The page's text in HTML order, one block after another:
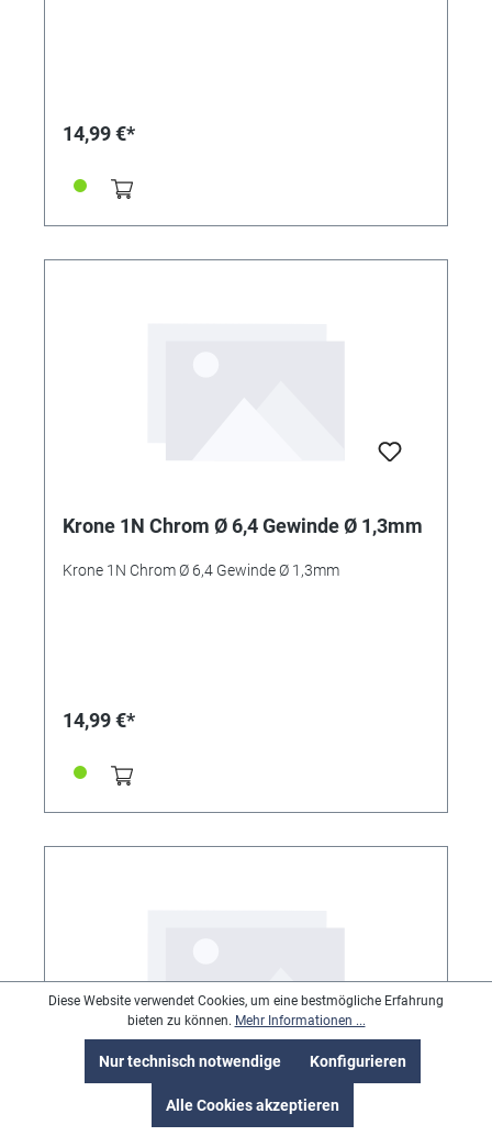
14,99 €*
Krone 1N Chrom Ø 6,4 Gewinde Ø 1,3mm
Krone 1N Chrom Ø 6,4 Gewinde Ø 1,3mm
14,99 €*
Krone 1N Double-Mantel gelb Ø 4,5
Diese Website verwendet Cookies, um eine bestmögliche Erfahrung
bieten zu können. Mehr Informationen ...
Nur technisch notwendige Konfigurieren
Alle Cookies akzeptieren